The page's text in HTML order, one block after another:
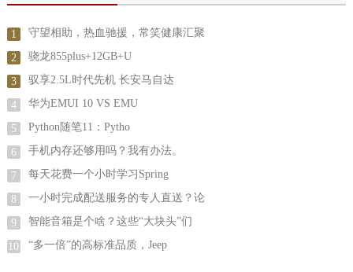
1 守望相助，热血驰援，常笑健康汇聚
2 骁龙855plus+12GB+U
3 驭享2.5L时代先机 长安马自达
4 华为EMUI 10 VS EMU
5 Python随笔11：Pytho
6 手机内存还够用吗？我有办法。
7 每天花费一个小时学习Spring
8 一小时完成配送服务的专人直送？论
9 智能音箱是个啥？这些“大块头”们
10 “多一倍”的高标准品质，Jeep